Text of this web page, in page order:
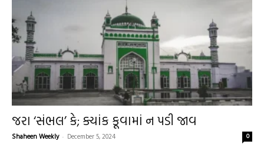
જરા ‘સંભલ’ કે; ક્યાંક કૂવામાં ન પડી જાવ
Shaheen Weekly - December 5, 2024 0